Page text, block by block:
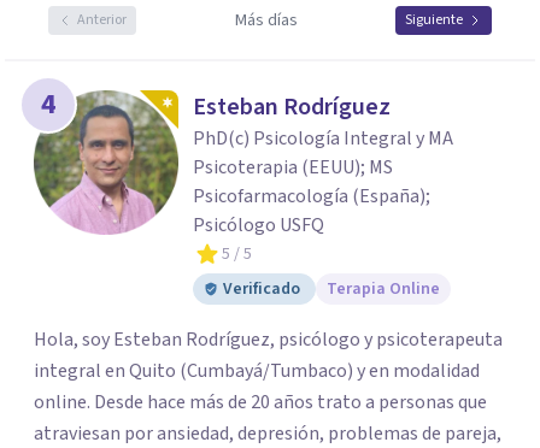
Anterior Más días Siguiente
4 Esteban Rodríguez
PhD(c) Psicología Integral y MA
Psicoterapia (EEUU); MS
Psicofarmacología (España);
Psicólogo USFQ
5 / 5
Verificado
Terapia Online
Hola, soy Esteban Rodríguez, psicólogo y psicoterapeuta
integral en Quito (Cumbayá/Tumbaco) y en modalidad
online. Desde hace más de 20 años trato a personas que
atraviesan por ansiedad, depresión, problemas de pareja,